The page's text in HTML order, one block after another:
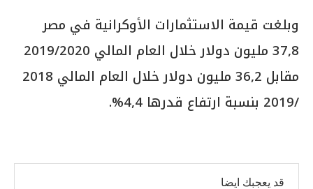
وبلغت قيمة الاستثمارات الأوكرانية في مصر
37,8 مليون دولار خلال العام المالي 2019/2020
مقابل 36,2 مليون دولار خلال العام المالي 2018
/2019 بنسبة ارتفاع قدرها 4,4%.
قد يعجبك ايضا